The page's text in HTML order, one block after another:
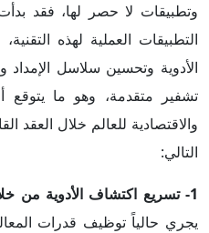
وتطبيقات لا حصر لها، فقد
التطبيقات العملية لهذه
الأدوية وتحسين سلاسل الإمداد
تشفير متقدمة، وهو ما يتوقع
والاقتصادية للعالم خلال العقد
التالي:
1- تسريع اكتشاف الأدوية من خلال محاكاة التفاعلات الكيميائية:
يجري حالياً توظيف قدرات